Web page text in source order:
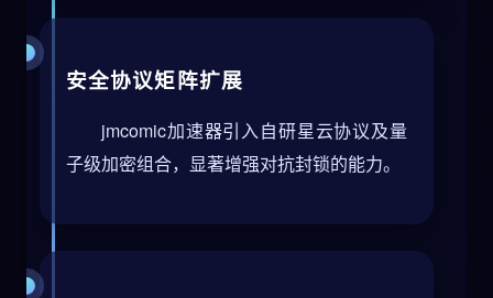
安全协议矩阵扩展
jmcomic加速器引入自研星云协议及量
子级加密组合，显著增强对抗封锁的能力。